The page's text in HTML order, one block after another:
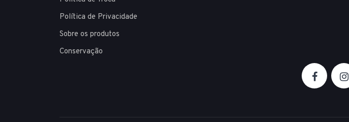
Política de Privacidade
Sobre os produtos
Conservação